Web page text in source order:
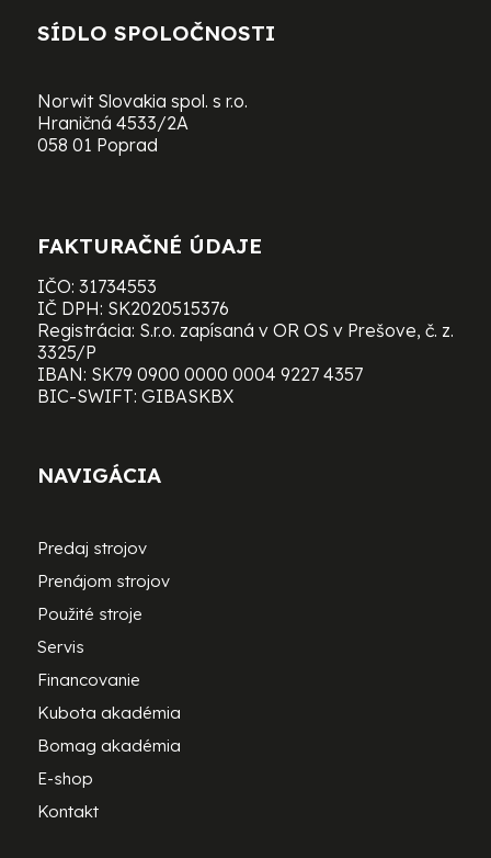
SÍDLO SPOLOČNOSTI
Norwit Slovakia spol. s r.o.
Hraničná 4533/2A
058 01 Poprad
FAKTURAČNÉ ÚDAJE
IČO: 31734553
IČ DPH: SK2020515376
Registrácia: S.r.o. zapísaná v OR OS v Prešove, č. z.
3325/P
IBAN: SK79 0900 0000 0004 9227 4357
BIC-SWIFT: GIBASKBX
NAVIGÁCIA
Predaj strojov
Prenájom strojov
Použité stroje
Servis
Financovanie
Kubota akadémia
Bomag akadémia
E-shop
Kontakt